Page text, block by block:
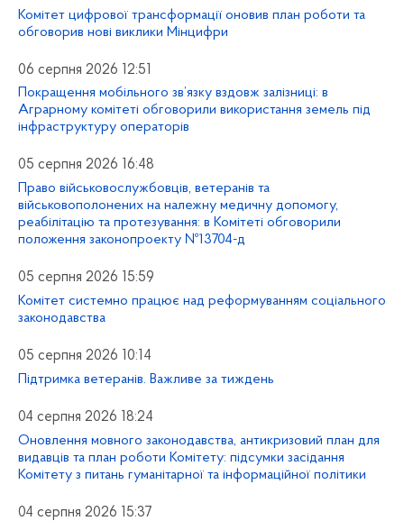
Комітет цифрової трансформації оновив план роботи та
обговорив нові виклики Мінцифри
06 серпня 2026 12:51
Покращення мобільного зв’язку вздовж залізниці: в
Аграрному комітеті обговорили використання земель під
інфраструктуру операторів
05 серпня 2026 16:48
Право військовослужбовців, ветеранів та
військовополонених на належну медичну допомогу,
реабілітацію та протезування: в Комітеті обговорили
положення законопроекту №13704-д
05 серпня 2026 15:59
Комітет системно працює над реформуванням соціального
законодавства
05 серпня 2026 10:14
Підтримка ветеранів. Важливе за тиждень
04 серпня 2026 18:24
Оновлення мовного законодавства, антикризовий план для
видавців та план роботи Комітету: підсумки засідання
Комітету з питань гуманітарної та інформаційної політики
04 серпня 2026 15:37